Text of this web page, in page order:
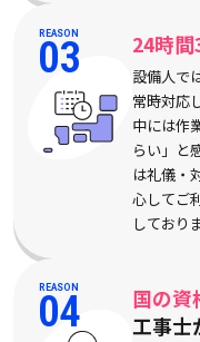
REASON
03 24時間
設備人で
常時対応
中には作
らい」と
は礼儀・
心してご
しており
REASON
04 国の資
工事士